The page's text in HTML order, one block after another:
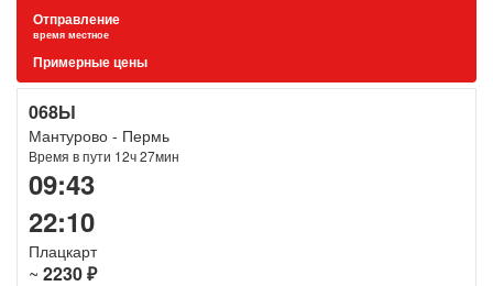
Отправление
время местное
Примерные цены
068Ы
Мантурово - Пермь
Время в пути 12ч 27мин
09:43
22:10
Плацкарт
~ 2230 ₽